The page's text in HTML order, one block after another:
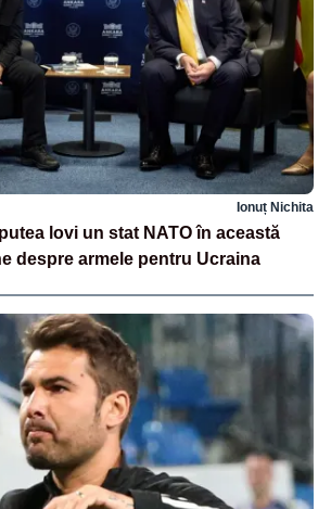
Ionuț Nichita
lovi un stat NATO în această
despre armele pentru Ucraina